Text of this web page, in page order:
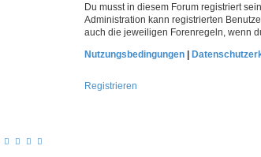
Du musst in diesem Forum registriert
Administration kann registrierten
auch die jeweiligen Forenregeln, wenn
Nutzungsbedingungen |
Registrieren